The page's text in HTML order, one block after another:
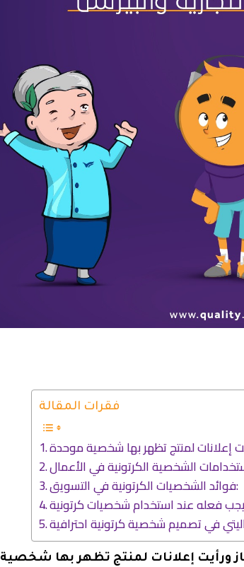
فقرات المقالة
إعلانات لمنتج تظهر بها شخصية موحدة
فوائد الشخصيات الكرتونية في التسويق:
ورأيت إعلانات لمنتج تظهر بها شخصية